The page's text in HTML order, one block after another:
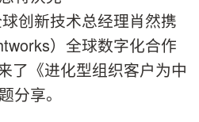
球创新技术总经理肖然携
）全球数字化合作
了《进化型组织客户为中
分享。